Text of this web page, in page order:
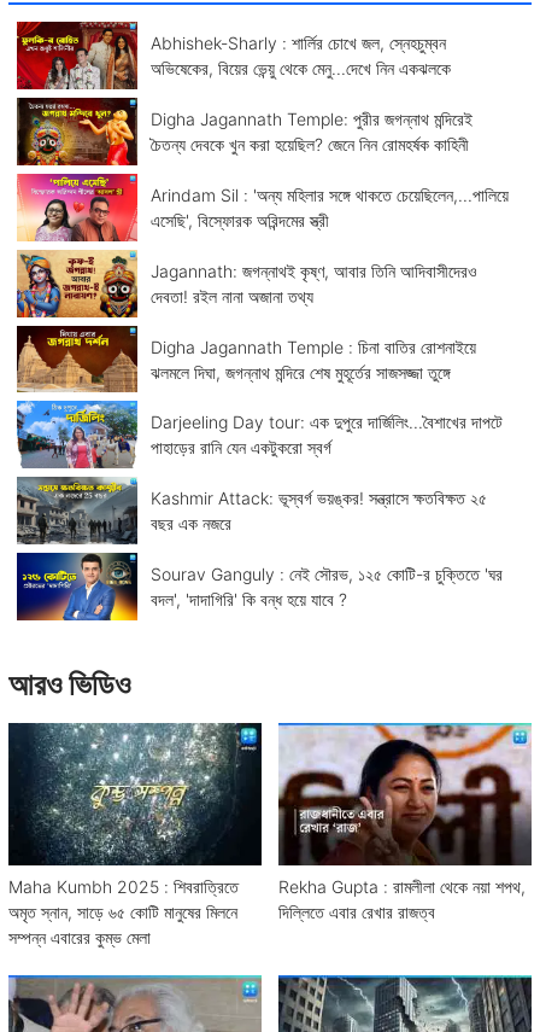
Abhishek-Sharly : শার্লির চোখে জল, স্নেহচুম্বন
অভিষেকের, বিয়ের ভেন্য়ু থেকে মেনু...দেখে নিন একঝলকে
Digha Jagannath Temple: পুরীর জগন্নাথ মন্দিরেই
চৈতন্য দেবকে খুন করা হয়েছিল? জেনে নিন রোমহর্ষক কাহিনী
Arindam Sil : 'অন্য মহিলার সঙ্গে থাকতে চেয়েছিলেন,...পালিয়ে
এসেছি', বিস্ফোরক অরিন্দমের স্ত্রী
Jagannath: জগন্নাথই কৃষ্ণ, আবার তিনি আদিবাসীদেরও
দেবতা! রইল নানা অজানা তথ্য
Digha Jagannath Temple : চিনা বাতির রোশনাইয়ে
ঝলমলে দিঘা, জগন্নাথ মন্দিরে শেষ মুহূর্তের সাজসজ্জা তুঙ্গে
Darjeeling Day tour: এক দুপুরে দার্জিলিং...বৈশাখের দাপটে
পাহাড়ের রানি যেন একটুকরো স্বর্গ
Kashmir Attack: ভূস্বর্গ ভয়ঙ্কর! সন্ত্রাসে ক্ষতবিক্ষত ২৫
বছর এক নজরে
Sourav Ganguly : নেই সৌরভ, ১২৫ কোটি-র চুক্তিতে 'ঘর
বদল', 'দাদাগিরি' কি বন্ধ হয়ে যাবে ?
আরও ভিডিও
Maha Kumbh 2025 : শিবরাত্রিতে
অমৃত স্নান, সাড়ে ৬৫ কোটি মানুষের মিলনে
সম্পন্ন এবারের কুম্ভ মেলা
Rekha Gupta : রামলীলা থেকে নয়া শপথ,
দিল্লিতে এবার রেখার রাজত্ব